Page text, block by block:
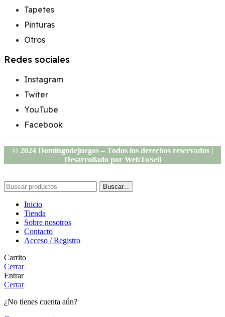
Tapetes
Pinturas
Otros
Redes sociales
Instagram
Twiter
YouTube
Facebook
© 2024 Domingodejuegos – Todos los derechos reservados |
Desarrollado por WebToSell
Buscar...
Inicio
Tienda
Sobre nosotros
Contacto
Acceso / Registro
Carrito
Cerrar
Entrar
Cerrar
¿No tienes cuenta aún?